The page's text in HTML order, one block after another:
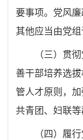
要事项。党风廉
其他应当由党组
（三）贯
善干部培养选
管人才原则，
共青团、妇联等
（四）履